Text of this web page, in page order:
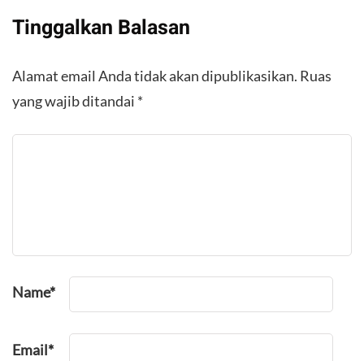
Tinggalkan Balasan
Alamat email Anda tidak akan dipublikasikan. Ruas
yang wajib ditandai *
Name*
Email*